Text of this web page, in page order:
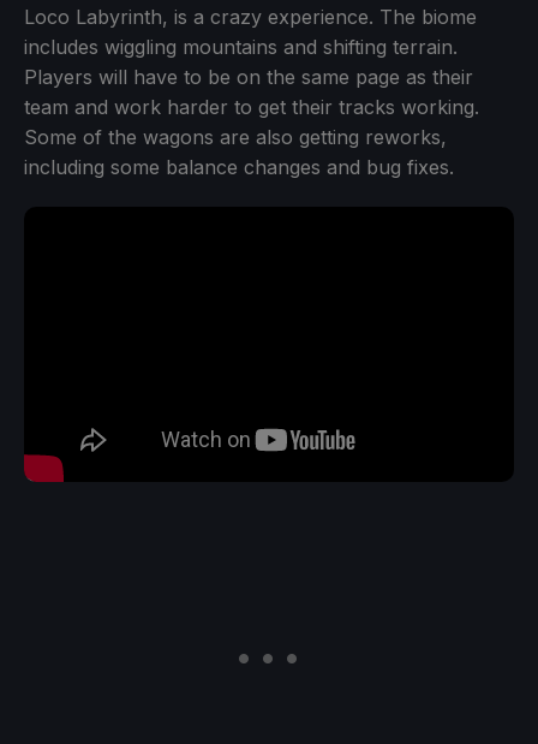
Loco Labyrinth, is a crazy experience. The biome
includes wiggling mountains and shifting terrain.
Players will have to be on the same page as their
team and work harder to get their tracks working.
Some of the wagons are also getting reworks,
including some balance changes and bug fixes.